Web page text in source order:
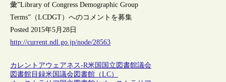
彙”Library of Congress Demographic Group
Terms”（LCDGT）へのコメントを募集
Posted 2015年5月28日
http://current.ndl.go.jp/node/28563
カレントアウェアネス-R米国 国立図書館議会
図書館 目録米国議会図書館（LC）